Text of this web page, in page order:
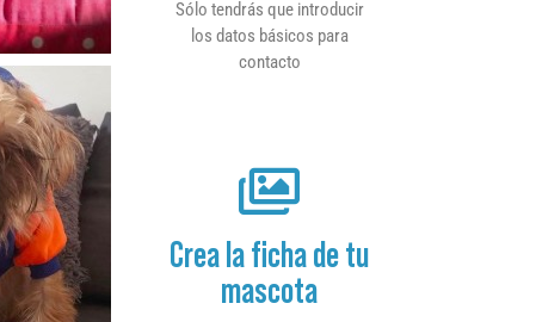
Sólo tendrás que introducir
los datos básicos para
contacto
Crea la ficha de tu
mascota